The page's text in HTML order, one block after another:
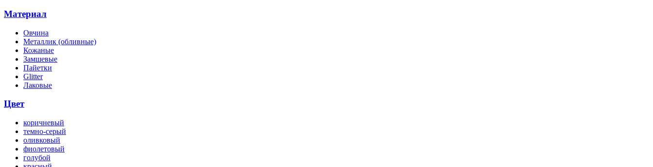
Материал
Овчина
Металлик (обливные)
Кожаные
Замшевые
Пайетки
Glitter
Лаковые
Цвет
коричневый
темно-серый
оливковый
фиолетовый
голубой